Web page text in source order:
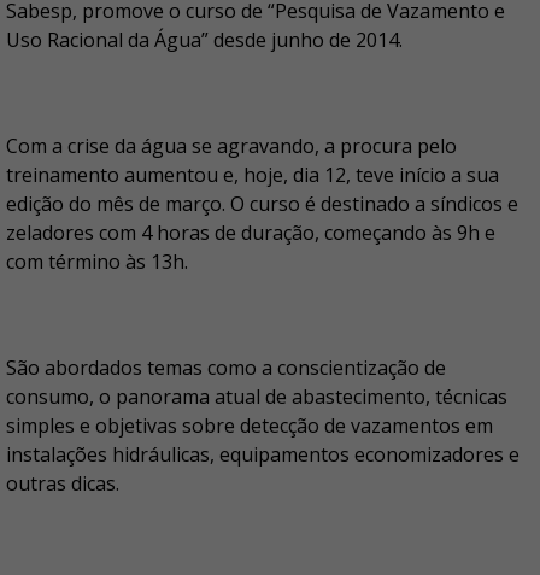
Sabesp, promove o curso de “Pesquisa de Vazamento e
Uso Racional da Água” desde junho de 2014.
Com a crise da água se agravando, a procura pelo
treinamento aumentou e, hoje, dia 12, teve início a sua
edição do mês de março. O curso é destinado a síndicos e
zeladores com 4 horas de duração, começando às 9h e
com término às 13h.
São abordados temas como a conscientização de
consumo, o panorama atual de abastecimento, técnicas
simples e objetivas sobre detecção de vazamentos em
instalações hidráulicas, equipamentos economizadores e
outras dicas.